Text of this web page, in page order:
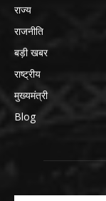
राज्य
राजनीति
बड़ी खबर
राष्ट्रीय
मुख्यमंत्री
Blog